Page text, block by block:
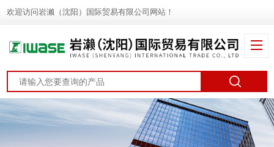
欢迎访问岩濑（沈阳）国际贸易有限公司网站！